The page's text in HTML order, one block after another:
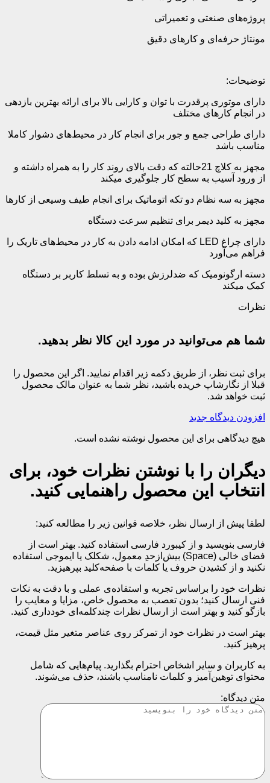
پروژه‌های صنعتی و تعمیراتی
مونتاژ حرفه‌ای و کارهای دقیق
توضیحات:
دارای موتوری پرقدرت با توان و کارایی بالا برای ارائه بهترین بازدهی
در انجام کارهای مختلف
دارای طراحی جمع و جور برای انجام کار در محیط‌های دشوار کاملا
مناسب باشد
مجهز به کلاچ 21حالته که دقت بالای روند کار را به همراه داشته و
از ورود آسیب به سطح کار جلوگیری میکند
مجهز به سه نظام دو تکه اتوماتیک برای انجام طیف وسیعی از کارها
مجهز به کلید دیمر برای تنظیم سرعت دستگاه
دارای چراغ LED که امکان ادامه دادن به کار در محیط‌های تاریک را
فراهم می‌آورد
دسته ارگونومیک که ضدلرزش بوده و به تسلط کاربر بر دستگاه
کمک میکند
نظرات
شما هم می‌توانید در مورد این کالا نظر بدهید.
برای ثبت نظر، از طریق دکمه زیر اقدام نمایید. اگر این محصول را
قبلا از نگارشاپ خریده باشید، نظر شما به عنوان مالک محصول
ثبت خواهد شد.
افزودن دیدگاه جدید
هیچ دیدگاهی برای این محصول نوشته نشده است.
دیگران را با نوشتن نظرات خود، برای
انتخاب این محصول راهنمایی کنید.
لطفا پیش از ارسال نظر، خلاصه قوانین زیر را مطالعه کنید:
فارسی بنویسید و از کیبورد فارسی استفاده کنید. بهتر است از
فضای خالی (Space) بیش‌از‌حدِ معمول، شکلک یا ایموجی استفاده
نکنید و از کشیدن حروف یا کلمات با صفحه‌کلید بپرهیزید.
نظرات خود را براساس تجربه و استفاده‌ی عملی و با دقت به نکات
فنی ارسال کنید؛ بدون تعصب به محصول خاص، مزایا و معایب را
بازگو کنید و بهتر است از ارسال نظرات چندکلمه‌‌ای خودداری کنید.
بهتر است در نظرات خود از تمرکز روی عناصر متغیر مثل قیمت،
پرهیز کنید.
به کاربران و سایر اشخاص احترام بگذارید. پیام‌هایی که شامل
محتوای توهین‌آمیز و کلمات نامناسب باشند، حذف می‌شوند.
متن دیدگاه: